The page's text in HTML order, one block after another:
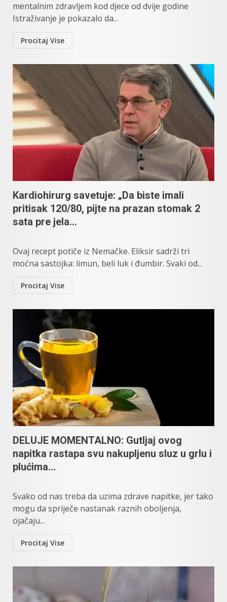
mentalnim zdravljem kod djece od dvije godine
Istraživanje je pokazalo da...
Procitaj Vise
Kardiohirurg savetuje: „Da biste imali
pritisak 120/80, pijte na prazan stomak 2
sata pre jela…
Ovaj recept potiče iz Nemačke. Eliksir sadrži tri
moćna sastojka: limun, beli luk i đumbir. Svaki od...
Procitaj Vise
DELUJE MOMENTALNO: Gutljaj ovog
napitka rastapa svu nakupljenu sluz u grlu i
plućima…
Svako od nas treba da uzima zdrave napitke, jer tako
mogu da spriječe nastanak raznih oboljenja,
ojačaju...
Procitaj Vise